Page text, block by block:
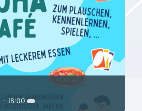
- 18:00